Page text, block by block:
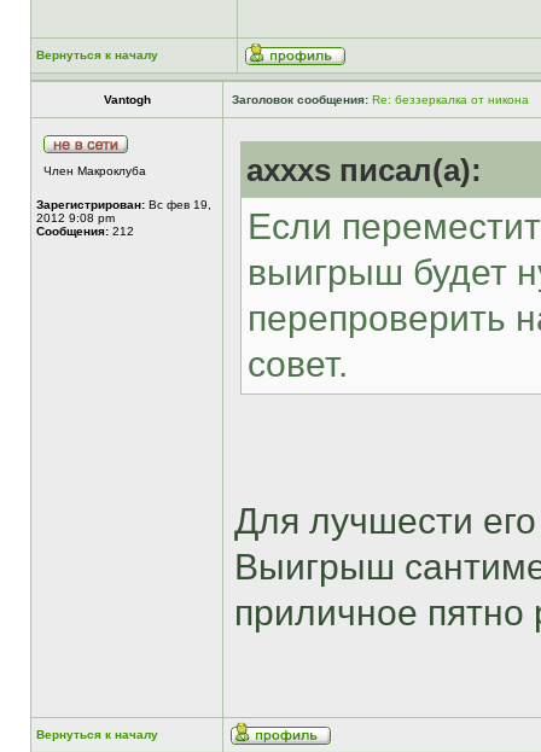
Вернуться к началу
Vantogh Заголовок сообщения: Re: беззеркалка от никона
Член Макроклуба
Зарегистрирован: Вс фев 19,
2012 9:08 pm
Сообщения: 212
axxxs писал(а):
Если
выигрыш будет
перепроверить
совет.
Для лучшести
Выигрыш
приличное пятно
Вернуться к началу